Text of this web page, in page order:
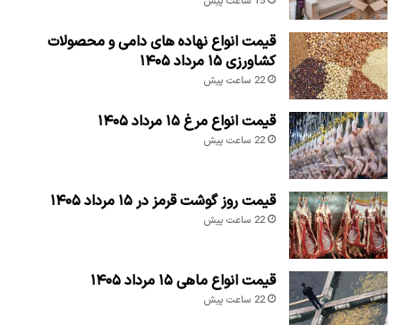
قیمت انواع نهاده های دامی و محصولات
کشاورزی ۱۵ مرداد ۱۴۰۵
22 ساعت پیش
قیمت انواع مرغ ۱۵ مرداد ۱۴۰۵
22 ساعت پیش
قیمت روز گوشت قرمز در ۱۵ مرداد ۱۴۰۵
22 ساعت پیش
قیمت انواع ماهی ۱۵ مرداد ۱۴۰۵
22 ساعت پیش